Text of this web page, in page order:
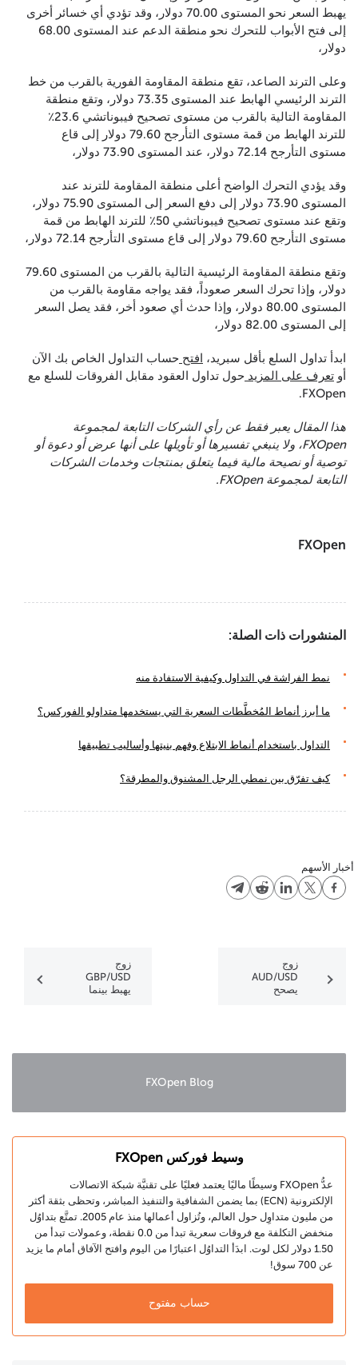
يهبط السعر نحو المستوى 70.00 دولار، وقد تؤدي أي خسائر أخرى
إلى فتح الأبواب للتحرك نحو منطقة الدعم عند المستوى 68.00
دولار،
وعلى الترند الصاعد، تقع منطقة المقاومة الفورية بالقرب من خط
الترند الرئيسي الهابط عند المستوى 73.35 دولار، وتقع منطقة
المقاومة التالية بالقرب من مستوى تصحيح فيبوناتشي 23.6٪
للترند الهابط من قمة مستوى التأرجح 79.60 دولار إلى قاع
مستوى التأرجح 72.14 دولار، عند المستوى 73.90 دولار،
وقد يؤدي التحرك الواضح أعلى منطقة المقاومة للترند عند
المستوى 73.90 دولار إلى دفع السعر إلى المستوى 75.90 دولار،
وتقع عند مستوى تصحيح فيبوناتشي 50٪ للترند الهابط من قمة
مستوى التأرجح 79.60 دولار إلى قاع مستوى التأرجح 72.14 دولار،
وتقع منطقة المقاومة الرئيسية التالية بالقرب من المستوى 79.60
دولار، وإذا تحرك السعر صعوداً، فقد يواجه مقاومة بالقرب من
المستوى 80.00 دولار، وإذا حدث أي صعود أخر، فقد يصل السعر
إلى المستوى 82.00 دولار،
ابدأ تداول السلع بأقل سبريد، افتح حساب التداول الخاص بك الآن
أو تعرف على المزيد حول تداول العقود مقابل الفروقات للسلع مع
FXOpen.
هذا المقال يعبر فقط عن رأي الشركات التابعة لمجموعة
FXOpen، ولا ينبغي تفسيرها أو تأويلها على أنها عرض أو دعوة أو
توصية أو نصيحة مالية فيما يتعلق بمنتجات وخدمات الشركات
التابعة لمجموعة FXOpen.
FXOpen
المنشورات ذات الصلة:
نمط الفراشة في التداول وكيفية الاستفادة منه
ما أبرز أنماط المُخطَّطات السعرية التي يستخدمها متداولو الفوركس؟
التداول باستخدام أنماط الابتلاع وفهم بنيتها وأساليب تطبيقها
كيف تفرّق بين نمطي الرجل المشنوق والمطرقة؟
أخبار الأسهم
زوج
AUD/USD
يصحح
في الصعود
زوج
GBP/USD
يهبط بينما
FXOpen Blog
وسيط فوركس FXOpen
عدُّ FXOpen وسيطًا ماليًا يعتمد فعليًا على تقنيَّة شبكة الاتصالات
الإلكترونية (ECN) بما يضمن الشفافية والتنفيذ المباشر، وتحظى بثقة أكثر
من مليون متداوِل حول العالم، وتُزاول أعمالها منذ عام 2005. تمتَّع بتداوُل
منخفض التكلفة مع فروقات سعرية تبدأ من 0.0 نقطة، وعمولات تبدأ من
1.50 دولار لكل لوت. ابدَأ التداوُل اعتبارًا من اليوم وافتح الآفاق أمام ما يزيد
عن 700 سوق!
حساب مفتوح